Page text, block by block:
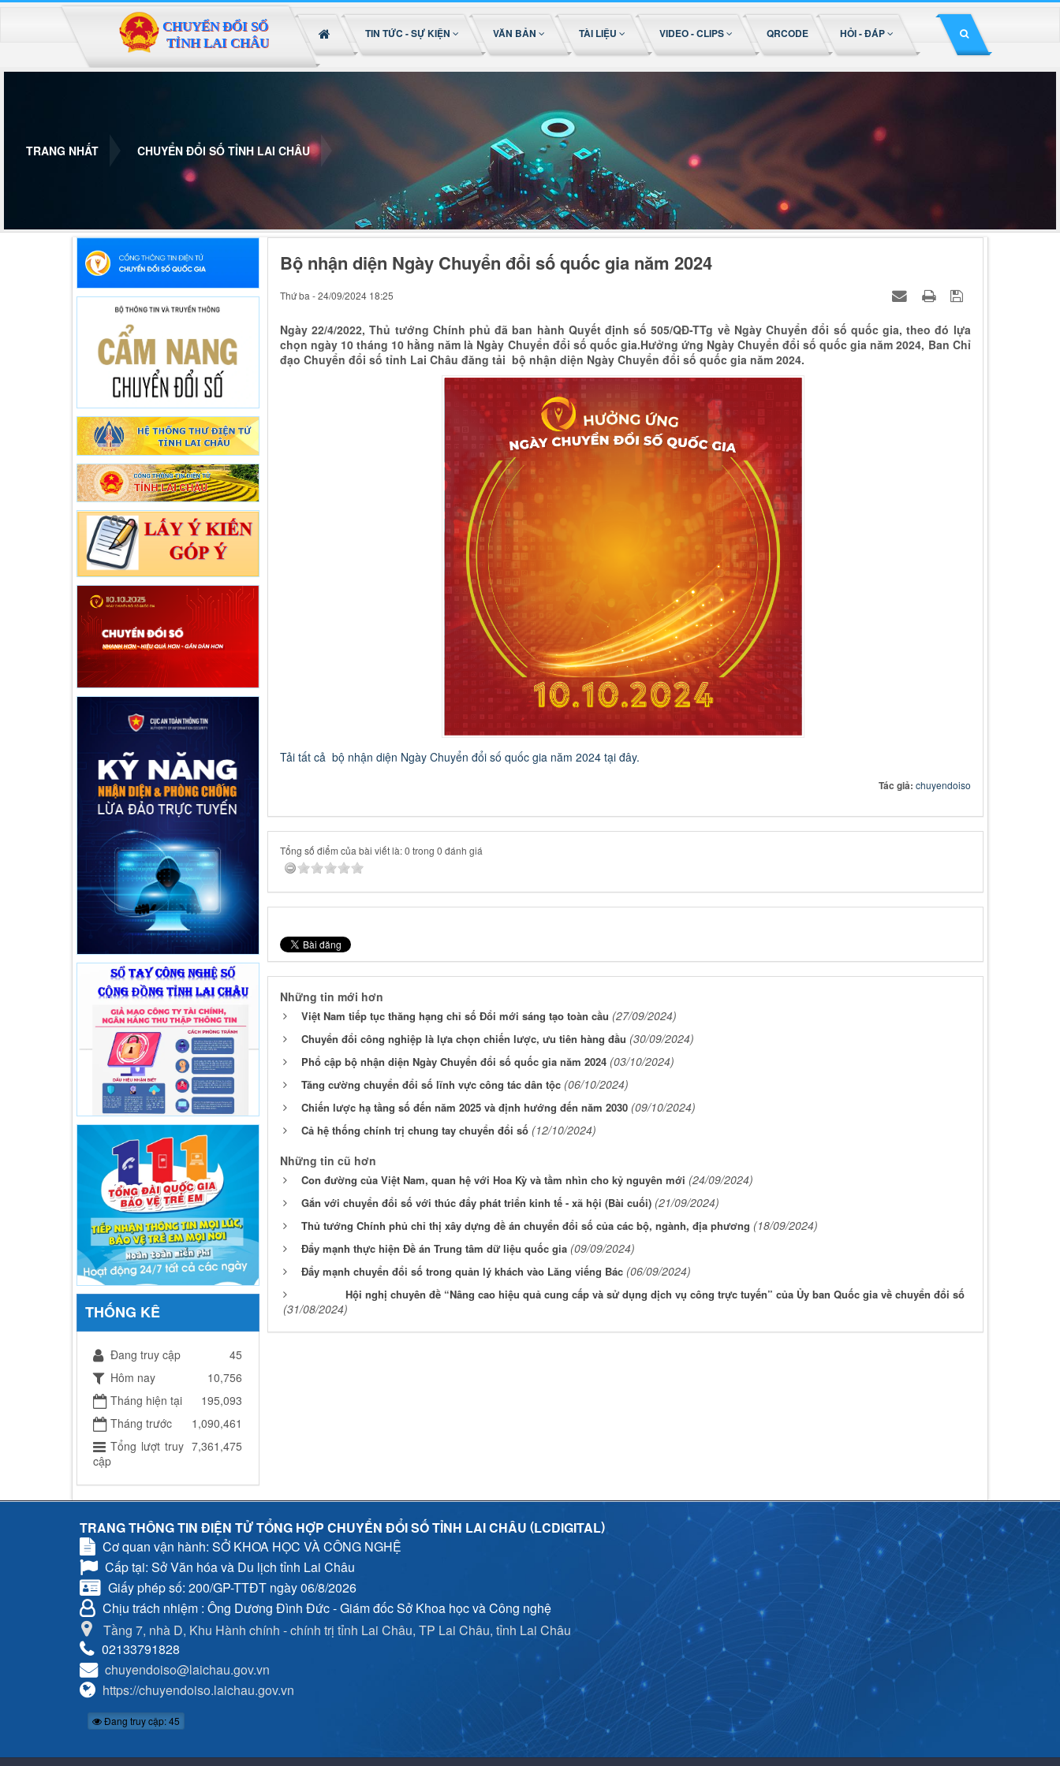
TIN TỨC - SỰ KIỆN VĂN BẢN TÀI LIỆU VIDEO - CLIPS QRCODE HỎI - ĐÁP
TRANG NHẤT CHUYỂN ĐỔI SỐ TỈNH LAI CHÂU
Bộ nhận diện Ngày Chuyển đổi số quốc gia năm 2024
Thứ ba - 24/09/2024 18:25
Ngày 22/4/2022, Thủ tướng Chính phủ đã ban hành Quyết định số 505/QĐ-TTg về Ngày Chuyển đổi số quốc gia, theo đó lựa
chọn ngày 10 tháng 10 hằng năm là Ngày Chuyển đổi số quốc gia.Hưởng ứng Ngày Chuyển đổi số quốc gia năm 2024, Ban Chỉ
đạo Chuyển đổi số tỉnh Lai Châu đăng tải bộ nhận diện Ngày Chuyển đổi số quốc gia năm 2024.
Tải tất cả bộ nhận diện Ngày Chuyển đổi số quốc gia năm 2024 tại đây.
Tác giả: chuyendoiso
Tổng số điểm của bài viết là: 0 trong 0 đánh giá
Những tin mới hơn
Việt Nam tiếp tục thăng hạng chỉ số Đổi mới sáng tạo toàn cầu (27/09/2024)
Chuyển đổi công nghiệp là lựa chọn chiến lược, ưu tiên hàng đầu (30/09/2024)
Phổ cập bộ nhận diện Ngày Chuyển đổi số quốc gia năm 2024 (03/10/2024)
Tăng cường chuyển đổi số lĩnh vực công tác dân tộc (06/10/2024)
Chiến lược hạ tầng số đến năm 2025 và định hướng đến năm 2030 (09/10/2024)
Cả hệ thống chính trị chung tay chuyển đổi số (12/10/2024)
Những tin cũ hơn
Con đường của Việt Nam, quan hệ với Hoa Kỳ và tầm nhìn cho kỷ nguyên mới (24/09/2024)
Gắn với chuyển đổi số với thúc đẩy phát triển kinh tế - xã hội (Bài cuối) (21/09/2024)
Thủ tướng Chính phủ chỉ thị xây dựng đề án chuyển đổi số của các bộ, ngành, địa phương (18/09/2024)
Đẩy mạnh thực hiện Đề án Trung tâm dữ liệu quốc gia (09/09/2024)
Đẩy mạnh chuyển đổi số trong quản lý khách vào Lăng viếng Bác (06/09/2024)
Hội nghị chuyên đề “Nâng cao hiệu quả cung cấp và sử dụng dịch vụ công trực tuyến” của Ủy ban Quốc gia về chuyển đổi số
(31/08/2024)
THỐNG KÊ
Đang truy cập
45
Hôm nay
10,756
Tháng hiện tại
195,093
Tháng trước
1,090,461
Tổng lượt truy
cập
7,361,475
TRANG THÔNG TIN ĐIỆN TỬ TỔNG HỢP CHUYỂN ĐỔI SỐ TỈNH LAI CHÂU (LCDIGITAL)
Cơ quan vận hành: SỞ KHOA HỌC VÀ CÔNG NGHỆ
Cấp tại: Sở Văn hóa và Du lịch tỉnh Lai Châu
Giấy phép số: 200/GP-TTĐT ngày 06/8/2026
Chịu trách nhiệm : Ông Dương Đình Đức - Giám đốc Sở Khoa học và Công nghệ
Tầng 7, nhà D, Khu Hành chính - chính trị tỉnh Lai Châu, TP Lai Châu, tỉnh Lai Châu
02133791828
chuyendoiso@laichau.gov.vn
https://chuyendoiso.laichau.gov.vn
Đang truy cập: 45
Đã kết nối EMC